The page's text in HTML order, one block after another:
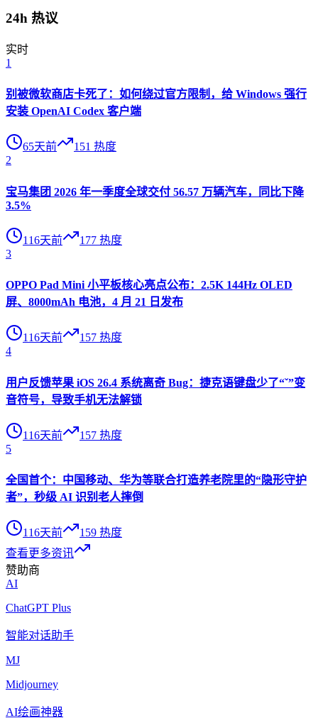
24h 热议
实时
1
别被微软商店卡死了：如何绕过官方限制，给 Windows 强行
安装 OpenAI Codex 客户端
65天前 151 热度
2
宝马集团 2026 年一季度全球交付 56.57 万辆汽车，同比下降
3.5%
116天前 177 热度
3
OPPO Pad Mini 小平板核心亮点公布：2.5K 144Hz OLED
屏、8000mAh 电池，4 月 21 日发布
116天前 157 热度
4
用户反馈苹果 iOS 26.4 系统离奇 Bug：捷克语键盘少了“ˇ”变
音符号，导致手机无法解锁
116天前 157 热度
5
全国首个：中国移动、华为等联合打造养老院里的“隐形守护
者”，秒级 AI 识别老人摔倒
116天前 159 热度
查看更多资讯
赞助商
AI
ChatGPT Plus
智能对话助手
MJ
Midjourney
AI绘画神器